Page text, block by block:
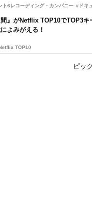
ト6レコーディング・カンパニー #ドキ
間』がNetflix TOP10でTOP3
よみがえる！
TOP10
ピッ